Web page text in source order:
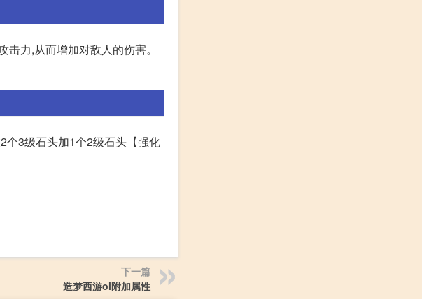
力,从而增加对敌人的伤害。
个3级石头加1个2级石头【强化
下一篇
造梦西游ol附加属性